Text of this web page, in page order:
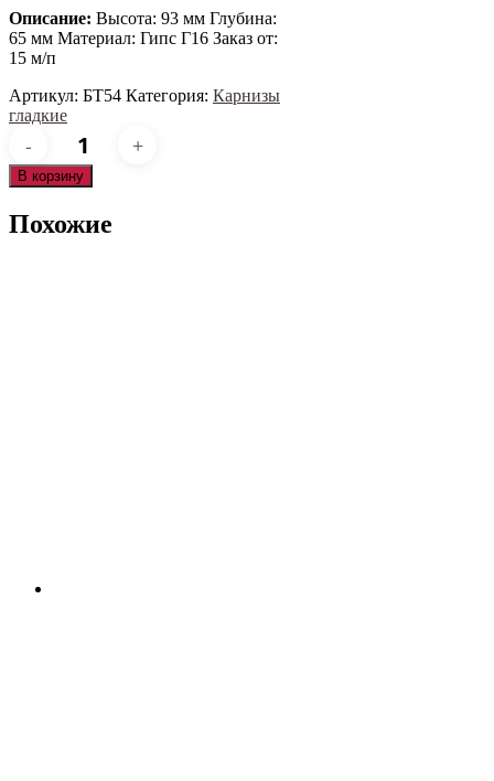
Описание: Высота: 93 мм Глубина:
65 мм Материал: Гипс Г16 Заказ от:
15 м/п
Артикул: БТ54 Категория: Карнизы
гладкие
Количество
товара
БТ54
В корзину
Похожие